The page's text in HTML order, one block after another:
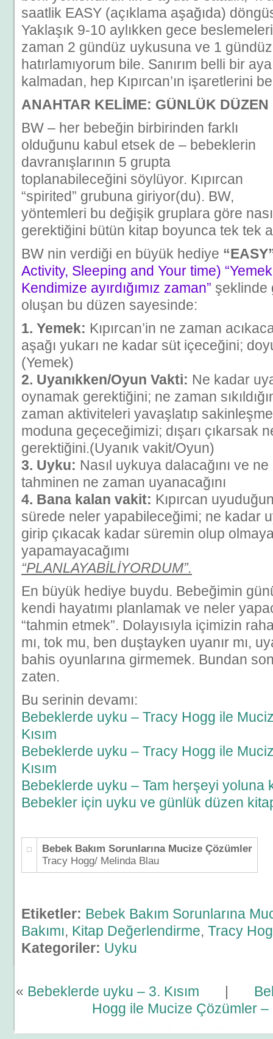
saatlik EASY (açıklama aşağıda)
Yaklaşık 9-10 aylıkken gece
zaman 2 gündüz uykusuna ve 1
hatırlamıyorum bile. Sanırım belli bir
kalmadan, hep Kıpırcan’ın işaretlerini
ANAHTAR KELİME: GÜNLÜK DÜZEN
BW – her bebeğin birbirinden farklı
olduğunu kabul etsek de – bebeklerin
davranışlarının 5 grupta
toplanabileceğini söylüyor. Kıpırcan
“spirited” grubuna giriyor(du). BW,
yöntemleri bu değişik gruplara göre
gerektiğini bütün kitap boyunca tek tek
BW nin verdiği en büyük hediye
Activity, Sleeping and Your time)
Kendimize ayırdığımız zaman” şeklinde
oluşan bu düzen sayesinde:
1. Yemek: Kıpırcan’in ne zaman
aşağı yukarı ne kadar süt içeceğini;
(Yemek)
2. Uyanıkken/Oyun Vakti: Ne kadar
oynamak gerektiğini; ne zaman
zaman aktiviteleri yavaşlatıp
moduna geçeceğimizi; dışarı çıkarsak
gerektiğini.(Uyanık vakit/Oyun)
3. Uyku: Nasıl uykuya dalacağını ve
tahminen ne zaman uyanacağını
4. Bana kalan vakit: Kıpırcan
sürede neler yapabileceğimi; ne kadar
girip çıkacak kadar süremin olup
yapamayacağımı
“PLANLAYABİLİYORDUM”.
En büyük hediye buydu. Bebeğimin
kendi hayatımı planlamak ve neler
“tahmin etmek”. Dolayısıyla içimizin
mı, tok mu, ben duştayken uyanır mı,
bahis oyunlarına girmemek. Bundan
zaten.
Bu serinin devamı:
Bebeklerde uyku – Tracy Hogg ile
Kısım
Bebeklerde uyku – Tracy Hogg ile
Kısım
Bebeklerde uyku – Tam herşeyi
Bebekler için uyku ve günlük düzen
Bebek Bakım Sorunlarına Mucize Çözümler
Tracy Hogg/ Melinda Blau
Etiketler: Bebek Bakım Sorunlarına
Bakımı, Kitap Değerlendirme, Tracy
Kategoriler: Uyku
« Bebeklerde uyku – 3. Kısım |
Hogg ile Mucize Çözümler –